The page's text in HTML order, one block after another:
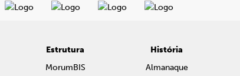
Estrutura
MorumBIS
História
Almanaque